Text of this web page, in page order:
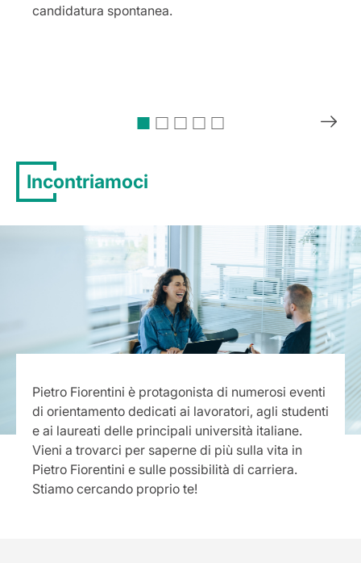
candidatura spontanea.
Incontriamoci
Pietro Fiorentini è protagonista di numerosi eventi
di orientamento dedicati ai lavoratori, agli studenti
e ai laureati delle principali università italiane.
Vieni a trovarci per saperne di più sulla vita in
Pietro Fiorentini e sulle possibilità di carriera.
Stiamo cercando proprio te!